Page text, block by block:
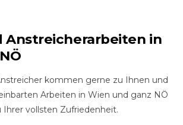
Anstreicherarbeiten in
kommen gerne zu Ihnen und
Arbeiten in Wien und ganz NÖ
Ihrer vollsten Zufriedenheit.